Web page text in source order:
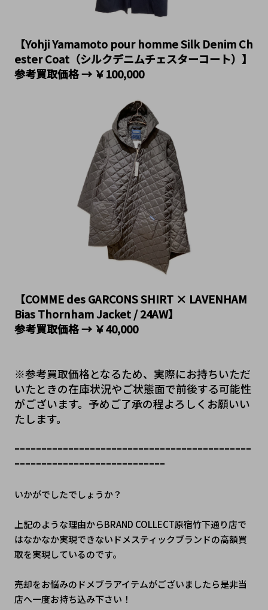
【Yohji Yamamoto pour homme Silk Denim Ch
ester Coat（シルクデニムチェスターコート）】
参考買取価格 → ￥100,000
【COMME des GARCONS SHIRT × LAVENHAM
Bias Thornham Jacket / 24AW】
参考買取価格 → ￥40,000
※参考買取価格となるため、実際にお持ちいただ
いたときの在庫状況やご状態面で前後する可能性
がございます。予めご了承の程よろしくお願いい
たします。
ｰｰｰｰｰｰｰｰｰｰｰｰｰｰｰｰｰｰｰｰｰｰｰｰｰｰｰｰｰｰｰｰｰｰｰｰｰｰｰｰｰｰｰｰ
ｰｰｰｰｰｰｰｰｰｰｰｰｰｰｰｰｰｰｰｰｰｰｰｰｰｰｰｰ
いかがでしたでしょうか？
上記のような理由からBRAND COLLECT原宿竹下通り店で
はなかなか実現できないドメスティックブランドの高額買
取を実現しているのです。
売却をお悩みのドメブラアイテムがございましたら是非当
店へ一度お持ち込み下さい！